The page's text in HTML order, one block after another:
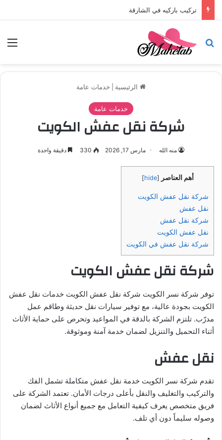
تركيب باركيه في الشارقة
بحث عن
الرئيسية خدمات عامة
خدمات عامة
شركة نقل عفش الكويت
منه الله مارس 17, 2026 330 دقيقة واحدة
أهم العناصر [
hide
]
شركة نقل عفش الكويت
نقل عفش
شركة نقل عفش
نقل عفش الكويت
شركة نقل عفش في الكويت
شركة نقل عفش الكويت
توفر شركة نسر الكويت شركة نقل عفش الكويت خدمات نقل عفش
الكويت بجودة عالية، مع توفير سيارات نقل حديثة وطاقم عمل
مدرّب. تلتزم الشركة بالدقة في المواعيد وتحرص على حماية الأثاث
أثناء التحميل والتنزيل لضمان خدمة آمنة وموثوقة.
نقل عفش
تقدم شركة نسر الكويت خدمة نقل عفش متكاملة تشمل الفك
والتركيب والتغليف والنقل بأعلى درجات الأمان. تعتمد الشركة على
فريق متخصص يعرف كيفية التعامل مع جميع أنواع الأثاث لضمان
وصوله سليماً دون أي تلف.